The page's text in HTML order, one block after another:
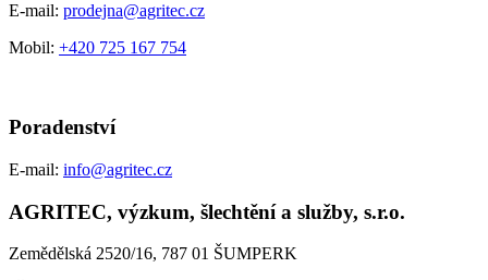
E-mail: prodejna@agritec.cz
Mobil: +420 725 167 754
Poradenství
E-mail: info@agritec.cz
AGRITEC, výzkum, šlechtění a služby, s.r.o.
Zemědělská 2520/16, 787 01 ŠUMPERK